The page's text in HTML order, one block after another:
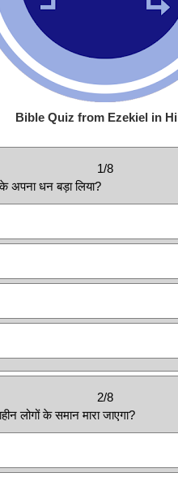
Bible Quiz from Ezekiel in
1/8
अपना धन बड़ा लिया?
2/8
लोगों के समान मारा जाएगा?